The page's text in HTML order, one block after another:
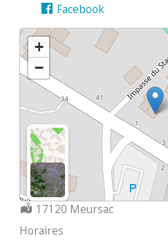
Facebook
+
−
Localisation :
17120 Meursac
Horaires